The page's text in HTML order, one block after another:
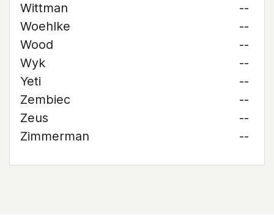
Wittman
--
Woehlke
--
Wood
--
Wyk
--
Yeti
--
Zembiec
--
Zeus
--
Zimmerman
--